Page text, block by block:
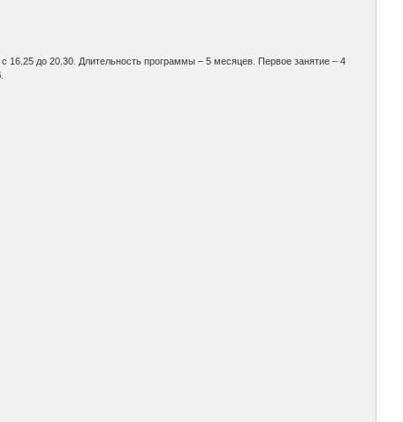
16.25 до 20.30. Длительность программы – 5 месяцев. Первое занятие – 4